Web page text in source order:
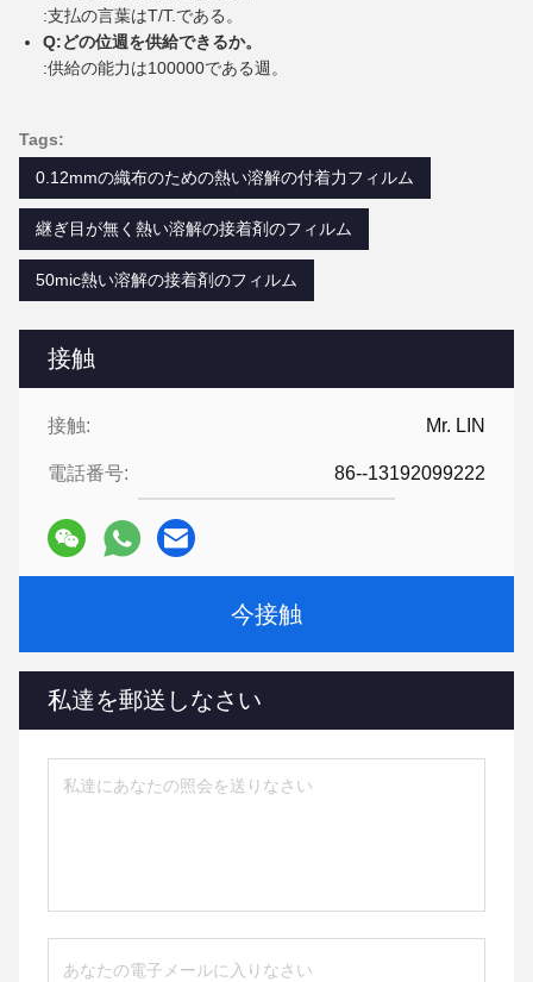
接触
接触: Mr. LIN
電話番号: 86--13192099222
今接触
私達を郵送しなさい
:支払の言葉はT/T.である。
Q:どの位週を供給できるか。
:供給の能力は100000である週。
Tags:
0.12mmの織布のための熱い溶解の付着力フィルム
継ぎ目が無く熱い溶解の接着剤のフィルム
50mic熱い溶解の接着剤のフィルム